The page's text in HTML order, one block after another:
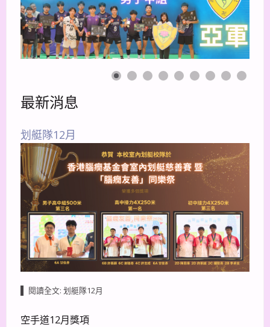
最新消息
划艇隊12月
閱讀全文: 划艇隊12月
空手道12月獎項